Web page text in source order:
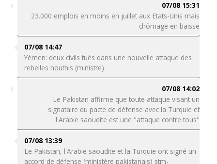
07/08 15:31
23.000 emplois en moins en juillet aux Etats-Unis mais
chômage en baisse
07/08 14:47
Yémen: deux civils tués dans une nouvelle attaque des
rebelles houthis (ministre)
07/08 14:02
Le Pakistan affirme que toute attaque visant un
signataire du pacte de défense avec la Turquie et
l'Arabie saoudite est une "attaque contre tous"
07/08 13:39
Le Pakistan, l'Arabie saoudite et la Turquie ont signé un
accord de défense (ministère pakistanais) stm-